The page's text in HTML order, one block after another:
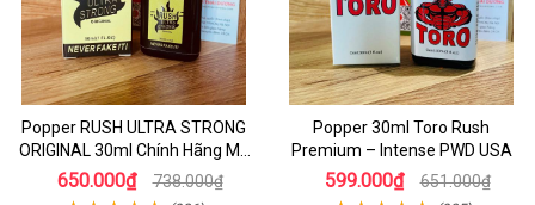
Popper RUSH ULTRA STRONG
ORIGINAL 30ml Chính Hãng Mỹ
PWD - Tăng Khoái Cảm Mạnh
650.000₫ 738.000₫
Popper 30ml Toro Rush
Premium – Intense PWD USA
599.000₫ 651.000₫